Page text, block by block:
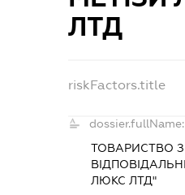
ЛТД
riskFactors.title
dossier.fullName:
ТОВАРИСТВО
ЛЮКС ЛТД"